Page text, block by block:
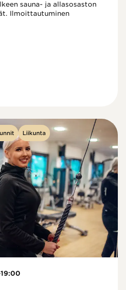
sauna- ja allasosaston
Ilmoittautuminen
Liikunta